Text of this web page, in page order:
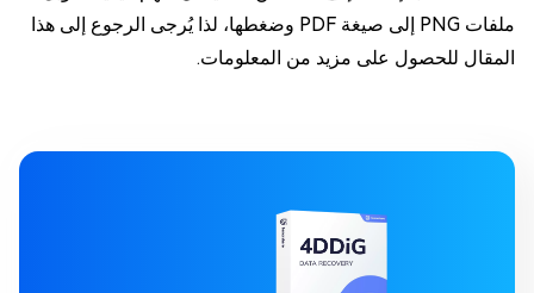
ملفات PNG إلى صيغة PDF وضغطها، لذا يُرجى الرجوع إلى هذا
المقال للحصول على مزيد من المعلومات.